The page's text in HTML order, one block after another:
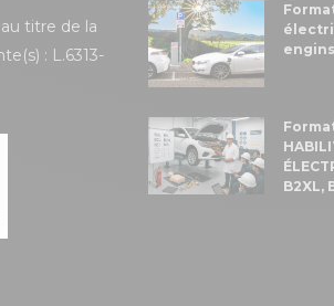
titre de la
: L.6313-
B2XL,